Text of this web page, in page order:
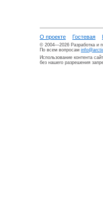
О проекте Гостевая
© 2004—2026 Разработка и
По всем вопросам
Использование контента
без нашего разрешения